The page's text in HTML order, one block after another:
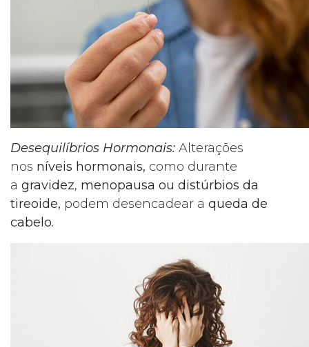
Desequilíbrios Hormonais: Alterações
nos níveis hormonais, como durante
a gravidez, menopausa ou distúrbios da
tireoide, podem desencadear a queda de
cabelo.